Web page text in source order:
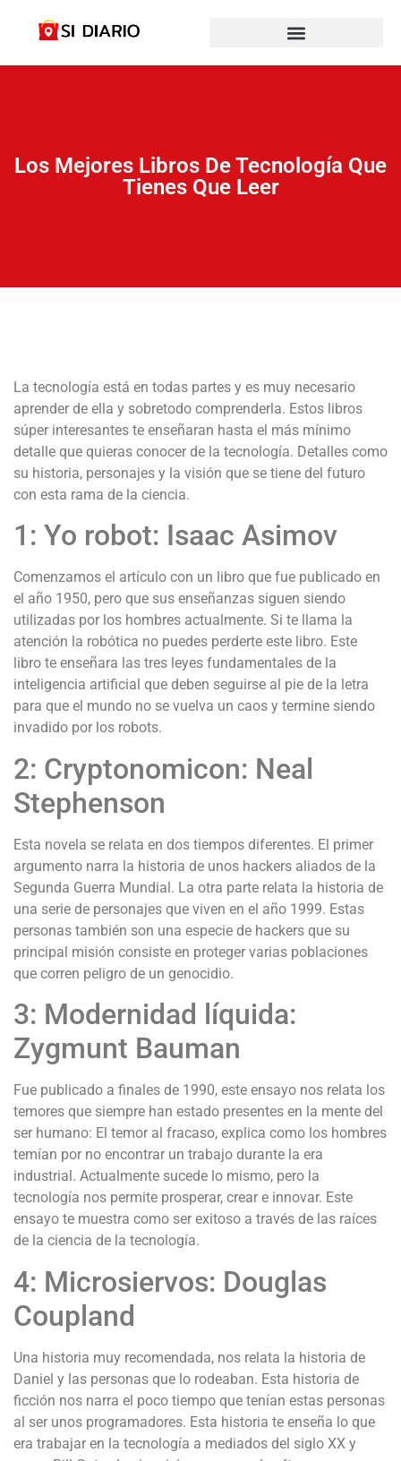
Los Mejores Libros De Tecnología Que
Tienes Que Leer
La tecnología está en todas partes y es muy necesario
aprender de ella y sobretodo comprenderla. Estos libros
súper interesantes te enseñaran hasta el más mínimo
detalle que quieras conocer de la tecnología. Detalles como
su historia, personajes y la visión que se tiene del futuro
con esta rama de la ciencia.
1: Yo robot: Isaac Asimov
Comenzamos el artículo con un libro que fue publicado en
el año 1950, pero que sus enseñanzas siguen siendo
utilizadas por los hombres actualmente. Si te llama la
atención la robótica no puedes perderte este libro. Este
libro te enseñara las tres leyes fundamentales de la
inteligencia artificial que deben seguirse al pie de la letra
para que el mundo no se vuelva un caos y termine siendo
invadido por los robots.
2: Cryptonomicon: Neal
Stephenson
Esta novela se relata en dos tiempos diferentes. El primer
argumento narra la historia de unos hackers aliados de la
Segunda Guerra Mundial. La otra parte relata la historia de
una serie de personajes que viven en el año 1999. Estas
personas también son una especie de hackers que su
principal misión consiste en proteger varias poblaciones
que corren peligro de un genocidio.
3: Modernidad líquida:
Zygmunt Bauman
Fue publicado a finales de 1990, este ensayo nos relata los
temores que siempre han estado presentes en la mente del
ser humano: El temor al fracaso, explica como los hombres
temían por no encontrar un trabajo durante la era
industrial. Actualmente sucede lo mismo, pero la
tecnología nos permite prosperar, crear e innovar. Este
ensayo te muestra como ser exitoso a través de las raíces
de la ciencia de la tecnología.
4: Microsiervos: Douglas
Coupland
Una historia muy recomendada, nos relata la historia de
Daniel y las personas que lo rodeaban. Esta historia de
ficción nos narra el poco tiempo que tenían estas personas
al ser unos programadores. Esta historia te enseña lo que
era trabajar en la tecnología a mediados del siglo XX y